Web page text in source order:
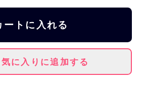
ートに入れる
に入りに追加する